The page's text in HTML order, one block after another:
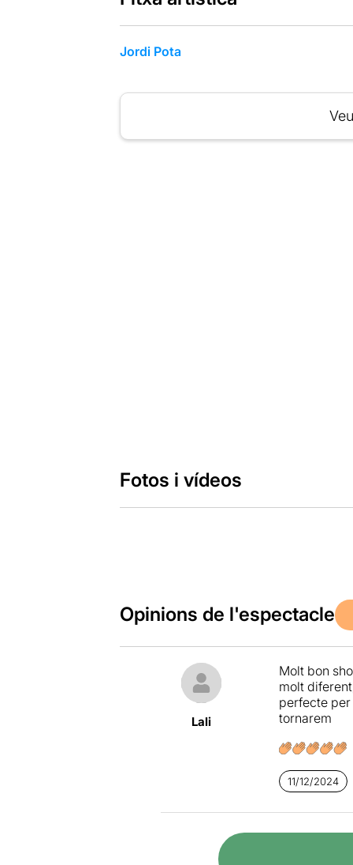
Jordi Pota
Fotos i vídeos
Opinions de l'espectacle
Lali
Molt bon
molt
perfecte
tornarem
11/12/2024